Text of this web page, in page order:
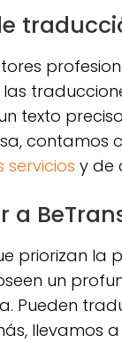
texto
contamos
servicios y de
a
priorizan la
un
Pueden
llevamos